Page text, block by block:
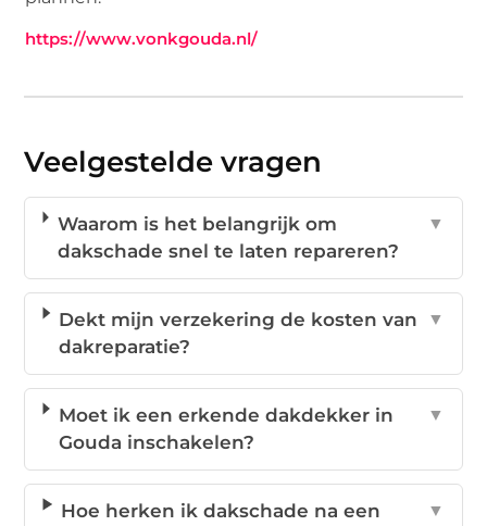
https://www.vonkgouda.nl/
Veelgestelde vragen
Waarom is het belangrijk om
dakschade snel te laten repareren?
▼
Dekt mijn verzekering de kosten van
dakreparatie?
▼
Moet ik een erkende dakdekker in
Gouda inschakelen?
▼
Hoe herken ik dakschade na een
▼